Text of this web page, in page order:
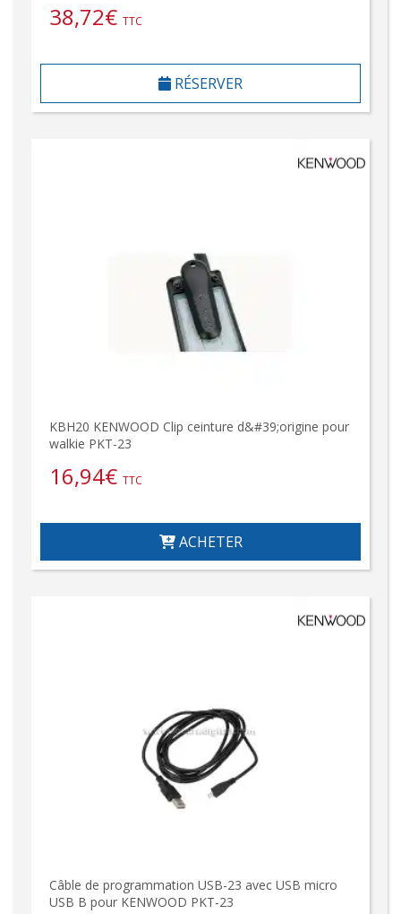
38,72€ TTC
RÉSERVER
KBH20 KENWOOD Clip ceinture d&#39;origine pour
walkie PKT-23
16,94€ TTC
ACHETER
Câble de programmation USB-23 avec USB micro
USB B pour KENWOOD PKT-23